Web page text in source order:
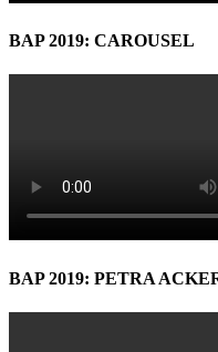
BAP 2019: CAROUSEL
BAP 2019: PETRA